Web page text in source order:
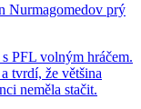
Nurmagomedov prý
PFL volným hráčem.
tvrdí, že většina
neměla stačit.